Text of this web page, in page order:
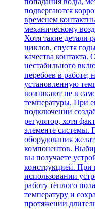
подвергаются
временем
механическому
Хотя такие детали
циклов, спустя
качества контакта.
нестабильного
перебоев в работе;
установленную
возникают не в
температуры. При
подключении
регулятор, хотя
элементе системы.
оборудования
компонентов.
вы получаете
конструкцией. При
использовании
работу тёплого
температуру и
протяжении